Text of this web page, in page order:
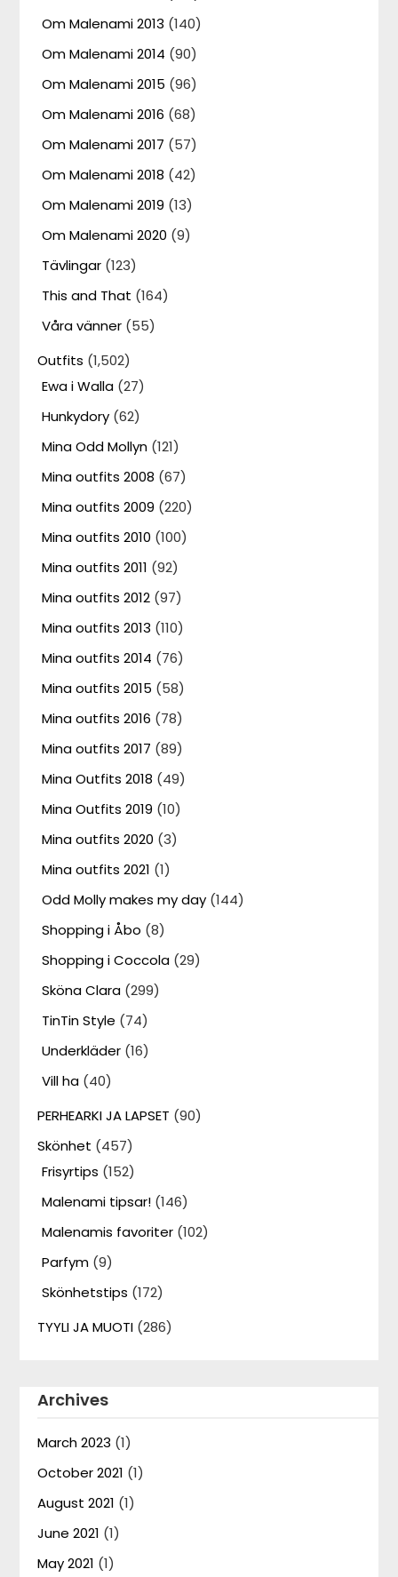
Om Malenami 2013 (140)
Om Malenami 2014 (90)
Om Malenami 2015 (96)
Om Malenami 2016 (68)
Om Malenami 2017 (57)
Om Malenami 2018 (42)
Om Malenami 2019 (13)
Om Malenami 2020 (9)
Tävlingar (123)
This and That (164)
Våra vänner (55)
Outfits (1,502)
Ewa i Walla (27)
Hunkydory (62)
Mina Odd Mollyn (121)
Mina outfits 2008 (67)
Mina outfits 2009 (220)
Mina outfits 2010 (100)
Mina outfits 2011 (92)
Mina outfits 2012 (97)
Mina outfits 2013 (110)
Mina outfits 2014 (76)
Mina outfits 2015 (58)
Mina outfits 2016 (78)
Mina outfits 2017 (89)
Mina Outfits 2018 (49)
Mina Outfits 2019 (10)
Mina outfits 2020 (3)
Mina outfits 2021 (1)
Odd Molly makes my day (144)
Shopping i Åbo (8)
Shopping i Coccola (29)
Sköna Clara (299)
TinTin Style (74)
Underkläder (16)
Vill ha (40)
PERHEARKI JA LAPSET (90)
Skönhet (457)
Frisyrtips (152)
Malenami tipsar! (146)
Malenamis favoriter (102)
Parfym (9)
Skönhetstips (172)
TYYLI JA MUOTI (286)
Archives
March 2023 (1)
October 2021 (1)
August 2021 (1)
June 2021 (1)
May 2021 (1)